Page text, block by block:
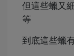
但這些蠟又
等
到底這些蠟